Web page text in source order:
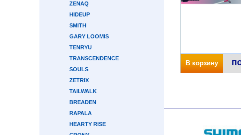
ZENAQ
HIDEUP
SMITH
GARY LOOMIS
TENRYU
TRANSCENDENCE
SOULS
ZETRIX
TAILWALK
BREADEN
RAPALA
HEARTY RISE
В корзину